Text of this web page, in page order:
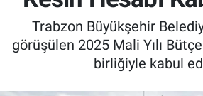
Trabzon Büyükşehir
görüşülen 2025 Mali Yılı
birliğiyle kabul
1461 TRABZON
Haber Arşivi